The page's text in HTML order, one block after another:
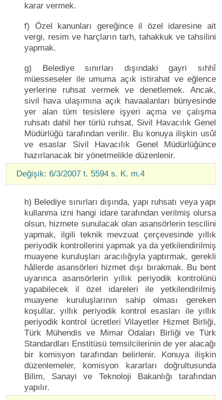
karar vermek.
f) Özel kanunları gereğince il özel idaresine ait
vergi, resim ve harçların tarh, tahakkuk ve tahsilini
yapmak.
g) Belediye sınırları dışındaki gayri sıhhî
müesseseler ile umuma açık istirahat ve eğlence
yerlerine ruhsat vermek ve denetlemek. Ancak,
sivil hava ulaşımına açık havaalanları bünyesinde
yer alan tüm tesislere işyeri açma ve çalışma
ruhsatı dahil her türlü ruhsat, Sivil Havacılık Genel
Müdürlüğü tarafından verilir. Bu konuya ilişkin usûl
ve esaslar Sivil Havacılık Genel Müdürlüğünce
hazırlanacak bir yönetmelikle düzenlenir.
Değişik: 6/3/2007 t. 5594 s. K. m.4
h) Belediye sınırları dışında, yapı ruhsatı veya yapı
kullanma izni hangi idare tarafından verilmiş olursa
olsun, hizmete sunulacak olan asansörlerin tescilini
yapmak, ilgili teknik mevzuat çerçevesinde yıllık
periyodik kontrollerini yapmak ya da yetkilendirilmiş
muayene kuruluşları aracılığıyla yaptırmak, gerekli
hâllerde asansörleri hizmet dışı bırakmak. Bu bent
uyarınca asansörlerin yıllık periyodik kontrolünü
yapabilecek il özel idareleri ile yetkilendirilmiş
muayene kuruluşlarının sahip olması gereken
koşullar, yıllık periyodik kontrol esasları ile yıllık
periyodik kontrol ücretleri Vilayetler Hizmet Birliği,
Türk Mühendis ve Mimar Odaları Birliği ve Türk
Standardları Enstitüsü temsilcilerinin de yer alacağı
bir komisyon tarafından belirlenir. Konuya ilişkin
düzenlemeler, komisyon kararları doğrultusunda
Bilim, Sanayi ve Teknoloji Bakanlığı tarafından
yapılır.